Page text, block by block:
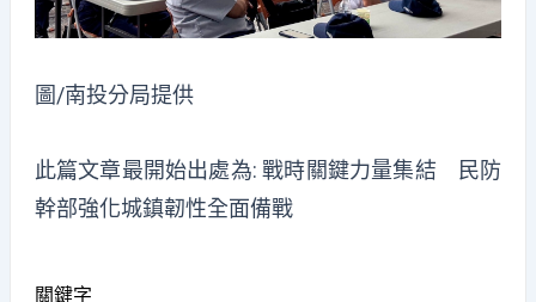
圖/南投分局提供
此篇文章最開始出處為:戰時關鍵力量集結 民防
幹部強化城鎮韌性全面備戰
關鍵字